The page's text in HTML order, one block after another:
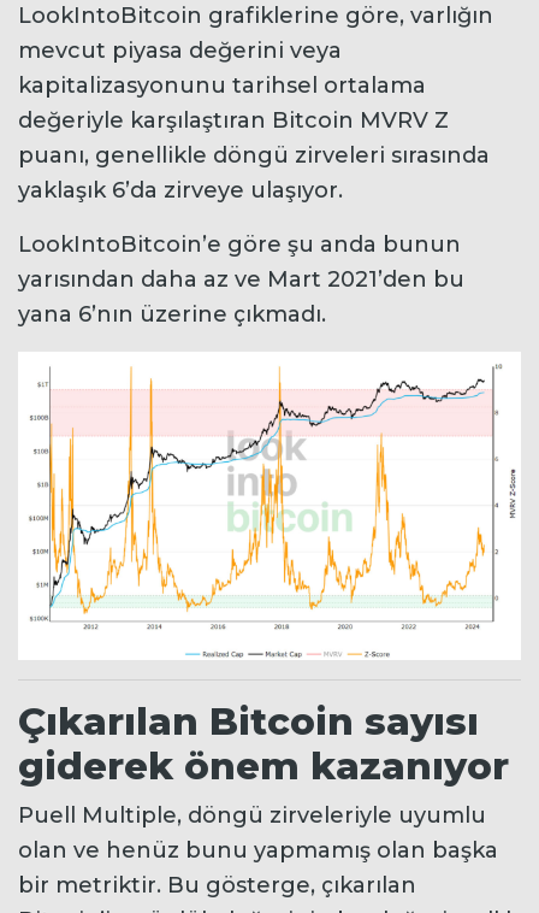
LookIntoBitcoin grafiklerine göre, varlığın
mevcut piyasa değerini veya
kapitalizasyonunu tarihsel ortalama
değeriyle karşılaştıran Bitcoin MVRV Z
puanı, genellikle döngü zirveleri sırasında
yaklaşık 6’da zirveye ulaşıyor.
LookIntoBitcoin’e göre şu anda bunun
yarısından daha az ve Mart 2021’den bu
yana 6’nın üzerine çıkmadı.
Çıkarılan Bitcoin sayısı
giderek önem kazanıyor
Puell Multiple, döngü zirveleriyle uyumlu
olan ve henüz bunu yapmamış olan başka
bir metriktir. Bu gösterge, çıkarılan